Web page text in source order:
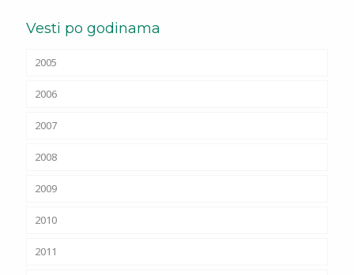
Vesti po godinama
2005
2006
2007
2008
2009
2010
2011